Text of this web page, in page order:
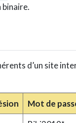
binaire.
d’un site
Mot de